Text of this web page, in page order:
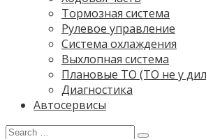
Тормозная система
Рулевое управление
Система охлаждения
Выхлопная система
Плановые ТО (ТО не у
Диагностика
Автосервисы